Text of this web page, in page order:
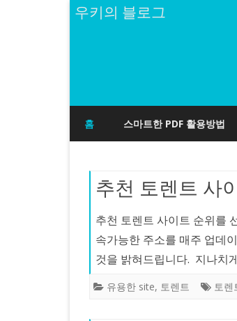
우키의 블로그
홈 스마트한 PDF 활용방법
추천 토렌트 사
추천 토렌트 사이트 순위를
속가능한 주소를 매주 업데
것을 밝혀드립니다. 지나치
유용한 site, 토렌트 토렌